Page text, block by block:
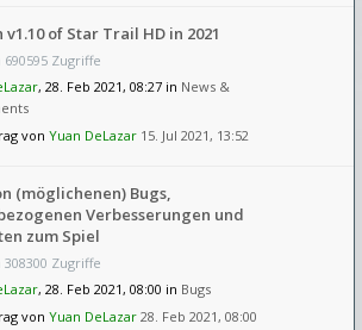
v1.10 of Star Trail HD in 2021
Zugriffe
, 28. Feb 2021, 08:27 in News &
von Yuan DeLazar 15. Jul 2021, 13:52
(möglichenen) Bugs,
Verbesserungen und
zum Spiel
Zugriffe
, 28. Feb 2021, 08:00 in Bugs
von Yuan DeLazar 28. Feb 2021, 08:00